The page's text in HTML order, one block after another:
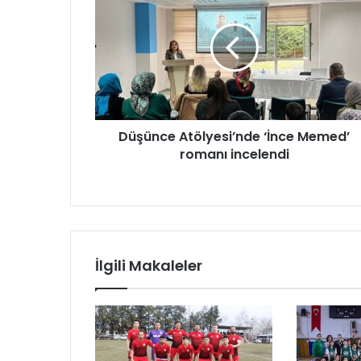
n
e
A
t
s
d
e
‘
İ
n
Düşünce Atölyesi’nde ‘İnce Memed’
romanı incelendi
İlgili Makaleler